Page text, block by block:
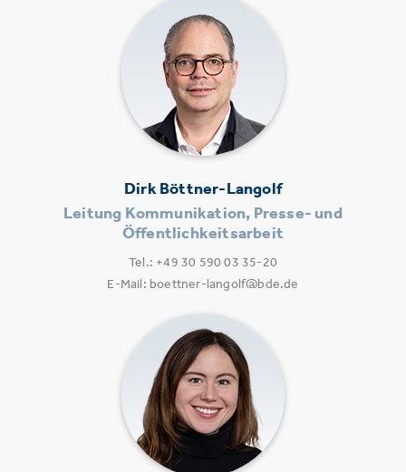
Dirk Böttner-Langolf
Leitung Kommunikation, Presse- und
Öffentlichkeitsarbeit
Tel.: +49 30 590 03 35-20
E-Mail: boettner-langolf@bde.de